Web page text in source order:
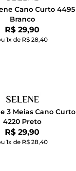
Cano Curto 4495
Branco
Por:
R$ 29,90
1x de R$ 28,40
3 Meias Cano Curto
4220 Preto
Por:
R$ 29,90
1x de R$ 28,40